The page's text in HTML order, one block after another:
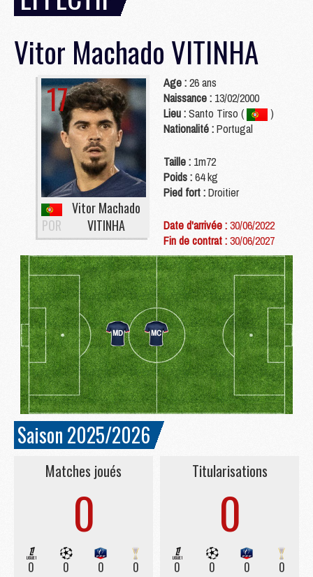
Vitor MachadoVITINHA
17
POR
Vitor Machado
VITINHA
Age :26 ans
Naissance : 13/02/2000
Lieu :Santo Tirso (
)
Nationalité :Portugal
Taille : 1m72
Poids :64 kg
Pied fort :Droitier
Date d'arrivée :30/06/2022
Fin de contrat :30/06/2027
Saison 2025/2026
Matches joués
0
0 0 0 0
Titularisations
0
0 0 0 0